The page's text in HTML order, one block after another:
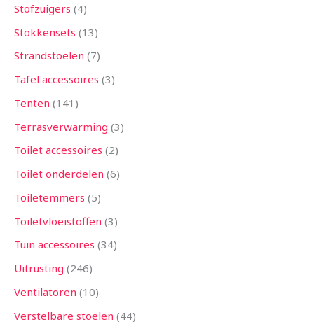
Stofzuigers 4
Stokkensets 13
Strandstoelen 7
Tafel accessoires 3
Tenten 141
Terrasverwarming 3
Toilet accessoires 2
Toilet onderdelen 6
Toiletemmers 5
Toiletvloeistoffen 3
Tuin accessoires 34
Uitrusting 246
Ventilatoren 10
Verstelbare stoelen 44